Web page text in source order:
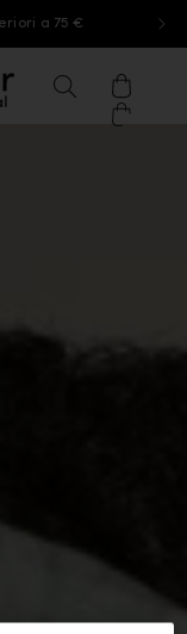
a 75 €
home page di
Ricerca